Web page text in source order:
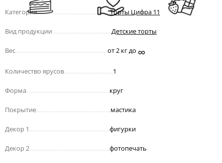
Категория.................................................Торты Цифра 11
Вид продукции Детские торты
Вес от 2 кг до ∞
Количество ярусов 1
Форма круг
Покрытие мастика
Декор 1 фигурки
Декор 2 фотопечать